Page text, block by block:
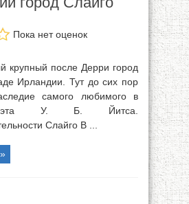
Пока нет оценок
крупный после Дерри город
Ирландии. Тут до сих пор
самого любимого в
У. Б. Йитса.
Слайго В ...